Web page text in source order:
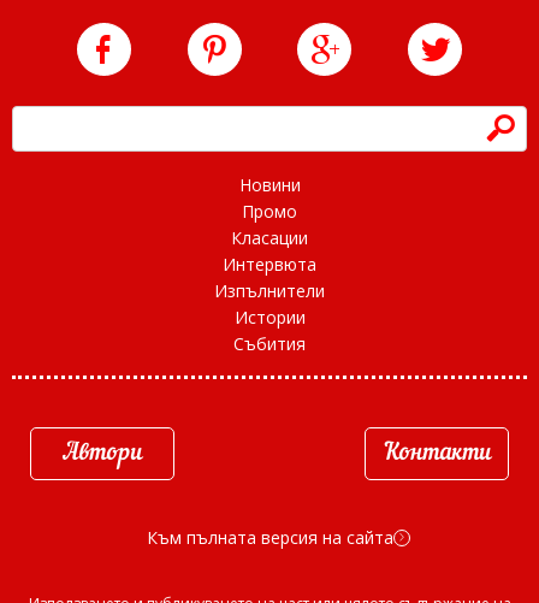
h
Новини
Промо
Класации
Интервюта
Изпълнители
Истории
Събития
Автори Контакти
Към пълната версия на сайта d